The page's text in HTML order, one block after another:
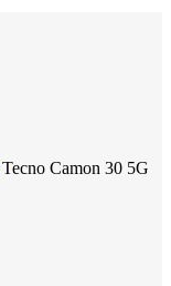
Tecno Camon 30 5G